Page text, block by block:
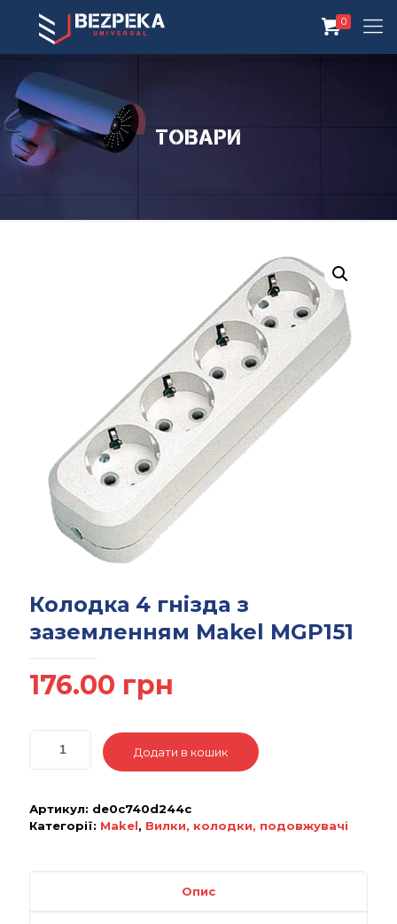
0
Товари
Колодка 4 гнізда з
заземленням Makel MGP151
176.00 грн
Додати в кошик
Артикул: de0c740d244c
Категорії: Makel, Вилки, колодки, подовжувачі
Опис